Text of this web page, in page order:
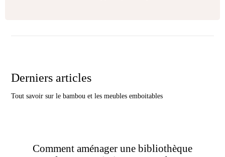
Derniers articles
Tout savoir sur le bambou et les meubles emboitables
Comment aménager une bibliothèque